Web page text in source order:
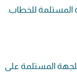
المستلمة للخطاب.
المستلمة على